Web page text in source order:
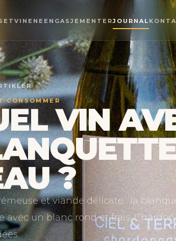
VINENE ENGASJEMENTERJOURNAL
CONSOMMER
VIN
?
et viande délicate : la
avec un blanc rond et frais.